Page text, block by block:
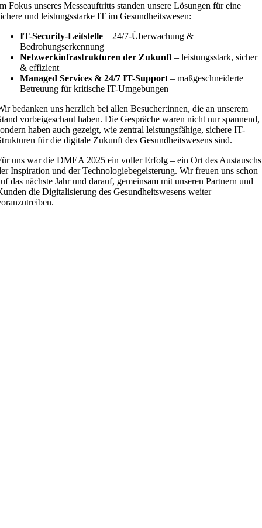
Fokus unseres Messeauftritts standen unsere Lösungen für eine
und leistungsstarke IT im Gesundheitswesen:
IT-Security-Leitstelle – 24/7-Überwachung &
Bedrohungserkennung
Netzwerkinfrastrukturen der Zukunft – leistungsstark, sicher
& effizient
Managed Services & 24/7 IT-Support – maßgeschneiderte
Betreuung für kritische IT-Umgebungen
bedanken uns herzlich bei allen Besucher:innen, die an unserem
vorbeigeschaut haben. Die Gespräche waren nicht nur spannend,
haben auch gezeigt, wie zentral leistungsfähige, sichere IT-
für die digitale Zukunft des Gesundheitswesens sind.
uns war die DMEA 2025 ein voller Erfolg – ein Ort des
Inspiration und der Technologiebegeisterung. Wir freuen uns schon
das nächste Jahr und darauf, gemeinsam mit unseren Partnern und
die Digitalisierung des Gesundheitswesens weiter